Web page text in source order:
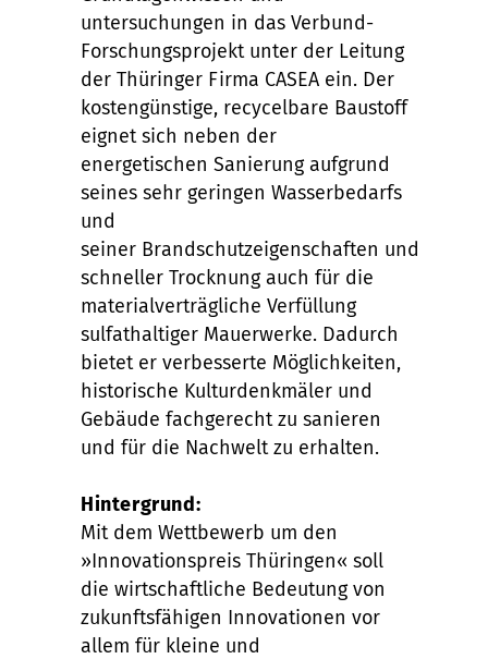
untersuchungen in das Verbund-
Forschungsprojekt unter der Leitung
der Thüringer Firma CASEA ein. Der
kostengünstige, recycelbare Baustoff
eignet sich neben der
energetischen Sanierung aufgrund
seines sehr geringen Wasserbedarfs
und
seiner Brandschutzeigenschaften und
schneller Trocknung auch für die
materialverträgliche Verfüllung
sulfathaltiger Mauerwerke. Dadurch
bietet er verbesserte Möglichkeiten,
historische Kulturdenkmäler und
Gebäude fachgerecht zu sanieren
und für die Nachwelt zu erhalten.
Hintergrund:
Mit dem Wettbewerb um den
»Innovationspreis Thüringen« soll
die wirtschaftliche Bedeutung von
zukunftsfähigen Innovationen vor
allem für kleine und